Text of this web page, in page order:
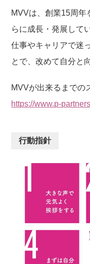
MVVは、創業15周年
らに成長・発展して
仕事やキャリアで迷
とで、改めて自分と
MVVが出来るまでの
https://www.p-
行動指針